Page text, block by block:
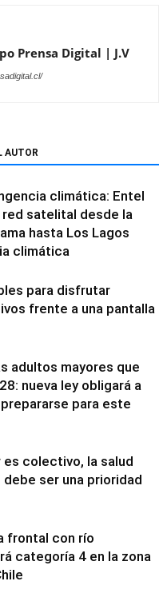
Prensa Digital | J.V
AUTOR
climática: Entel
satelital desde la
hasta Los Lagos
climática
para disfrutar
frente a una pantalla
adultos mayores que
nueva ley obligará a
para este
es colectivo, la salud
ser una prioridad
frontal con río
categoría 4 en la zona